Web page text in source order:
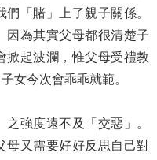
「賭」上了親子關係。
因為其實父母都很清楚子
掀起波瀾，惟父母受禮教
女今次會乖乖就範。
強度遠不及「交惡」。
母又需要好好反思自己對